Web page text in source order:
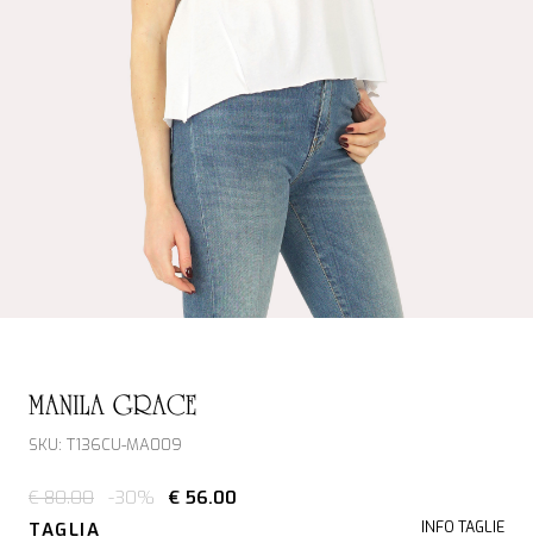
MANILA GRACE
SKU: T136CU-MA009
€ 80.00 -30%
€ 56.00
TAGLIA
INFO TAGLIE